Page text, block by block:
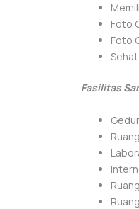
Foto
Foto
Fasilitas